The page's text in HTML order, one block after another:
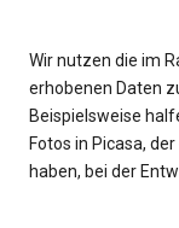
Wir nutzen die im
erhobenen Daten
Beispielsweise
Fotos in Picasa,
haben, bei der